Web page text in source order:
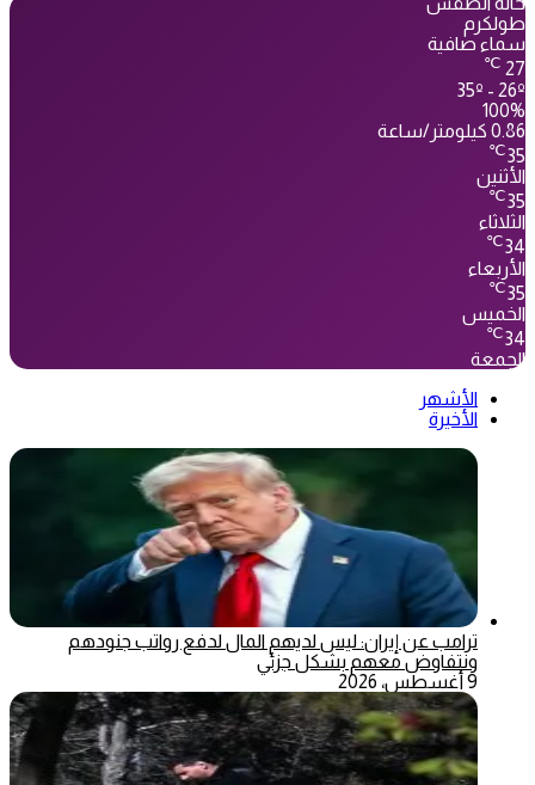
طولكرم
سماء صافية
27
℃
35º - 26º
100%
0.86 كيلومتر/ساعة
35
℃
الأثنين
35
℃
الثلاثاء
34
℃
الأربعاء
35
℃
الخميس
34
℃
الجمعة
الأشهر
الأخيرة
ترامب عن إيران: ليس لديهم المال لدفع رواتب جنودهم
ونتفاوض معهم بشكل جزئي
9 أغسطس، 2026